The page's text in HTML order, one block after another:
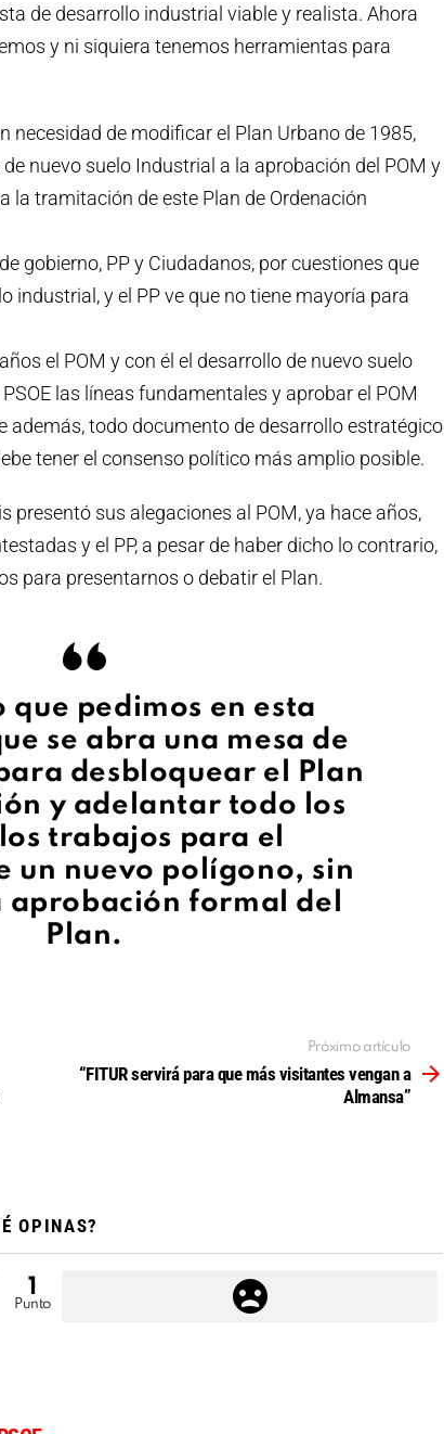
de desarrollo industrial viable y realista. Ahora
y ni siquiera tenemos herramientas para
necesidad de modificar el Plan Urbano de 1985,
nuevo suelo Industrial a la aprobación del POM y
la tramitación de este Plan de Ordenación
gobierno, PP y Ciudadanos, por cuestiones que
industrial, y el PP ve que no tiene mayoría para
el POM y con él el desarrollo de nuevo suelo
las líneas fundamentales y aprobar el POM
además, todo documento de desarrollo estratégico
tener el consenso político más amplio posible.
presentó sus alegaciones al POM, ya hace años,
y el PP, a pesar de haber dicho lo contrario,
para presentarnos o debatir el Plan.
que pedimos en esta
se abra una mesa de
desbloquear el Plan
y adelantar todo los
trabajos para el
un nuevo polígono, sin
aprobación formal del
Plan.
Próximo artículo
“FITUR servirá para que más visitantes vengan a
Almansa”
OPINAS?
1
Punto